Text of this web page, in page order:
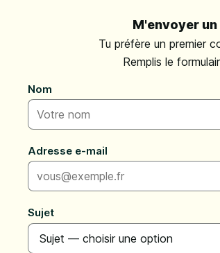
M'envoyer
Tu préfère un premier
Remplis le
Nom
Adresse e-mail
Sujet